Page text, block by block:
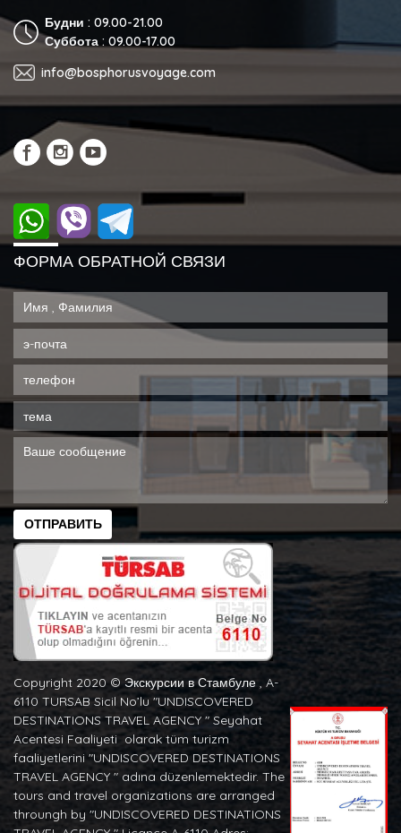
Будни : 09.00-21.00
Суббота : 09.00-17.00
info@bosphorusvoyage.com
ФОРМА ОБРАТНОЙ СВЯЗИ
ОТПРАВИТЬ
Copyright 2020 ©️ Экскурсии в Стамбуле , A-
6110 TURSAB Sicil No’lu "UNDISCOVERED
DESTINATIONS TRAVEL AGENCY " Seyahat
Acentesi Faaliyeti olarak tüm turizm
faaliyetlerini "UNDISCOVERED DESTINATIONS
TRAVEL AGENCY " adına düzenlemektedir. The
tours and travel organizations are arranged
throungh by "UNDISCOVERED DESTINATIONS